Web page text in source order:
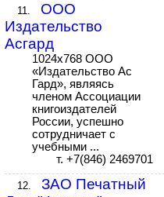
11.
ООО
Издательство
Асгард
1024x768 ООО
«Издательство Ас
Гард», являясь
членом Ассоциации
книгоиздателей
России, успешно
сотрудничает с
учебными ...
т. +7(846) 2469701
12.
ЗАО Печатный